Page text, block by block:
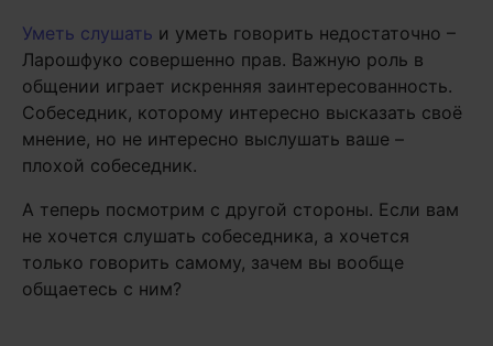
Уметь слушать и уметь говорить недостаточно –
Ларошфуко совершенно прав. Важную роль в
общении играет искренняя заинтересованность.
Собеседник, которому интересно высказать своё
мнение, но не интересно выслушать ваше –
плохой собеседник.
А теперь посмотрим с другой стороны. Если вам
не хочется слушать собеседника, а хочется
только говорить самому, зачем вы вообще
общаетесь с ним?